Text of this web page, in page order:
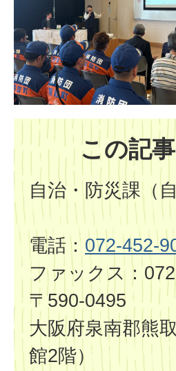
この記
自治・防災課（
電話： 072-452-
ファックス：
〒590-0495
大阪府泉南郡熊
館2階）